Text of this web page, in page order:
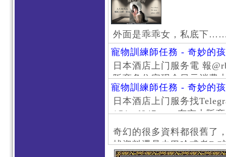
外面是乖乖女，私底下
寵物訓練師任務 - 奇妙的
日本酒店上门服务電 報
阪商务住宅现金日元消费
京风俗 #大阪风俗 #东京
上门服务新宿风俗 #梅田
#日本萝莉 #大阪萝莉 #日
寵物訓練師任務 - 奇妙的
日本酒店上门服务找
/@jptd847utpp 东京大阪
京旅游 #大阪旅游 #东京
东京上门服务 #大阪上门
心斋桥风俗 #日本女孩 #
奇幻的很多資料都很舊了
找資料還是去巴哈或者